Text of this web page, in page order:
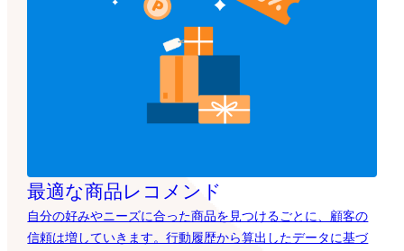
最適な商品レコメンド
自分の好みやニーズに合った商品を見つけるごとに、顧客の
信頼は増していきます。行動履歴から算出したデータに基づ